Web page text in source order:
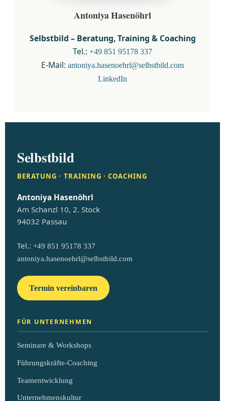
Antoniya Hasenöhrl
Selbstbild – Beratung, Training & Coaching
Tel.: +49 851 95178 337
E-Mail: antoniya.hasenoehrl@selbstbild.com
LinkedIn
Selbstbild
BERATUNG · TRAINING · COACHING
Antoniya Hasenöhrl
Am Schanzl 10, 2. Stock
94032 Passau
Tel.: +49 851 95178 337
antoniya.hasenoehrl@selbstbild.com
Termin vereinbaren
FÜR UNTERNEHMEN
Seminare & Workshops
Führungskräfte-Coaching
Teamentwicklung
Unternehmenskultur